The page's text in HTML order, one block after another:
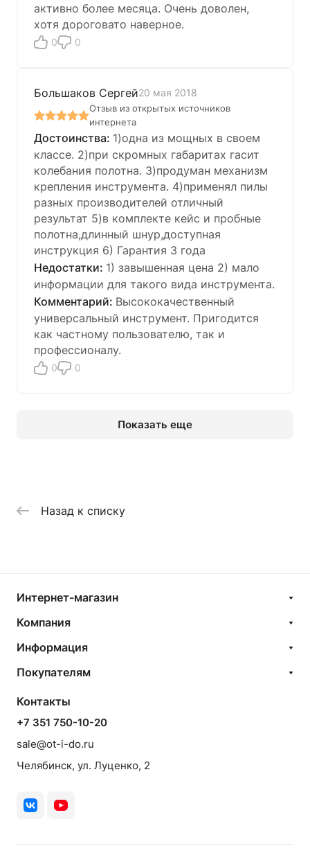
активно более месяца. Очень доволен,
хотя дороговато наверное.
0 0
Большаков Сергей20 мая 2018
Отзыв из открытых источников
интернета
1)одна из мощных в своем
классе. 2)при скромных габаритах гасит
колебания полотна. 3)продуман механизм
крепления инструмента. 4)применял пилы
разных производителей отличный
результат 5)в комплекте кейс и пробные
полотна,длинный шнур,доступная
инструкция 6) Гарантия 3 года
1) завышенная цена 2) мало
информации для такого вида инструмента.
Высококачественный
универсальный инструмент. Пригодится
как частному пользователю, так и
профессионалу.
0 0
Показать еще
Назад к списку
Интернет-магазин
Компания
Информация
Покупателям
Контакты
+7 351 750-10-20
sale@ot-i-do.ru
Челябинск, ул. Луценко, 2